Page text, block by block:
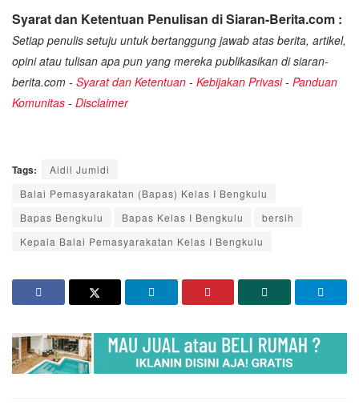
Syarat dan Ketentuan Penulisan di Siaran-Berita.com :
Setiap penulis setuju untuk bertanggung jawab atas berita, artikel,
opini atau tulisan apa pun yang mereka publikasikan di siaran-
berita.com - Syarat dan Ketentuan - Kebijakan Privasi- Panduan
Komunitas - Disclaimer
Tags:
Aidil Jumidi
Balai Pemasyarakatan (Bapas) Kelas I Bengkulu
Bapas Bengkulu
Bapas Kelas I Bengkulu
bersih
Kepala Balai Pemasyarakatan Kelas I Bengkulu